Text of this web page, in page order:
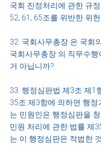
국회 진정처리에 관한 규
52, 61, 65조를 위반한 위
32. 국회사무총장 은 국회
국회사무총장 의 직무수
거 아닙니까?
33. 행정심판법 제3조 제1
35조 제3항에 의하면 행
는 민원인은 행정심판을
민원 처리에 관한 법률 제
는 이 행정심판은 적법한